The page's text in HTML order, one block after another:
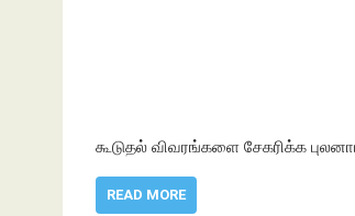
கூடுதல் விவரங்களை சேகரிக்க
READ MORE